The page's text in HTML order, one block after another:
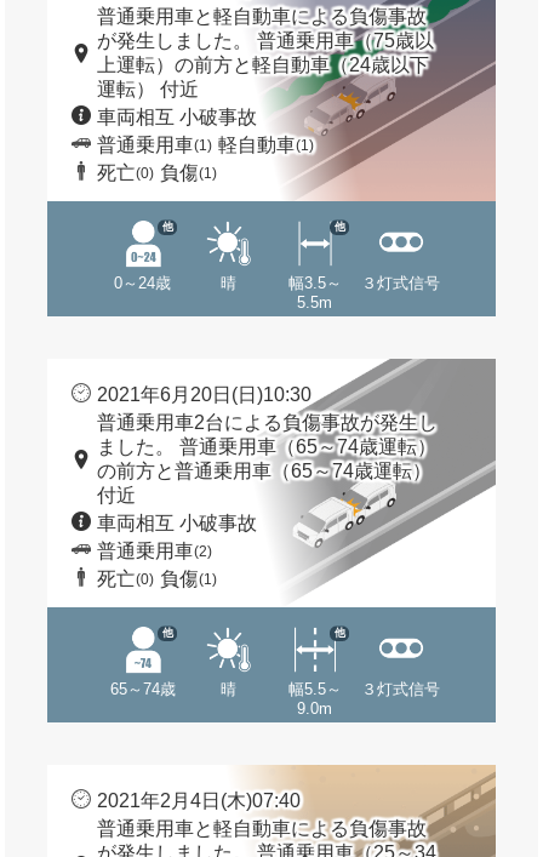
普通乗用車と軽自動車による負傷事故
が発生しました。 普通乗用車（75歳以
上運転）の前方と軽自動車（24歳以下
運転） 付近
車両相互 小破事故
普通乗用車(1) 軽自動車(1)
死亡(0) 負傷(1)
0～24歳
他
晴
幅3.5～
5.5m
他
３灯式信号
2021年6月20日(日)10:30
普通乗用車2台による負傷事故が発生し
ました。 普通乗用車（65～74歳運転）
の前方と普通乗用車（65～74歳運転）
付近
車両相互 小破事故
普通乗用車(2)
死亡(0) 負傷(1)
65～74歳
他
晴
幅5.5～
9.0m
他
３灯式信号
2021年2月4日(木)07:40
普通乗用車と軽自動車による負傷事故
が発生しました。 普通乗用車（25～34